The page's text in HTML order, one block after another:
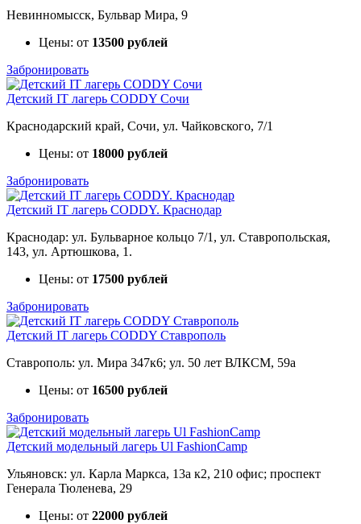
Невинномысск, Бульвар Мира, 9
Цены: от 13500 рублей
Забронировать
Детский IT лагерь CODDY Сочи
Краснодарский край, Сочи, ул. Чайковского, 7/1
Цены: от 18000 рублей
Забронировать
Детский IT лагерь CODDY. Краснодар
Краснодар: ул. Бульварное кольцо 7/1, ул. Ставропольская,
143, ул. Артюшкова, 1.
Цены: от 17500 рублей
Забронировать
Детский IT лагерь CODDY Ставрополь
Ставрополь: ул. Мира 347к6; ул. 50 лет ВЛКСМ, 59а
Цены: от 16500 рублей
Забронировать
Детский модельный лагерь Ul FashionCamp
Ульяновск: ул. Карла Маркса, 13а к2, 210 офис; проспект
Генерала Тюленева, 29
Цены: от 22000 рублей